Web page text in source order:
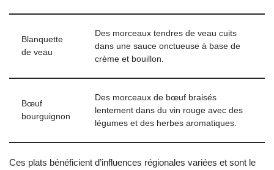
Blanquette
de veau
Des morceaux tendres de veau cuits
dans une sauce onctueuse à base de
crème et bouillon.
Bœuf
bourguignon
Des morceaux de bœuf braisés
lentement dans du vin rouge avec des
légumes et des herbes aromatiques.
Ces plats bénéficient d’influences régionales variées et sont le